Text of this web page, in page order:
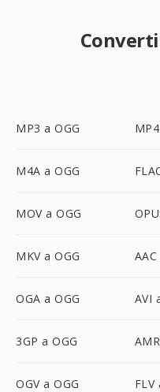
MP3 a OGG
M4A a OGG
MOV a OGG
MKV a OGG
OGA a OGG AVI
3GP a OGG
OGV a OGG FLV